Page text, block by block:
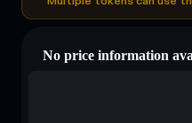
No price information